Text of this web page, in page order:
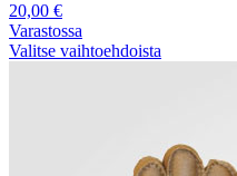
20,00 €
Varastossa
Valitse vaihtoehdoista